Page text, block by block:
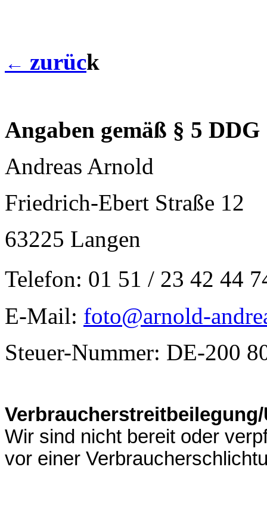
← zurück
Angaben gemäß § 5 DDG
Andreas Arnold
Friedrich-Ebert Straße 12
63225 Langen
Telefon: 01 51 / 23 42 44
E-Mail: foto@arnold-
Steuer-Nummer: DE-200
Wir sind nicht bereit oder
vor einer